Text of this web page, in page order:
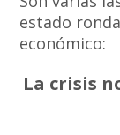
estado
económico:
La crisis